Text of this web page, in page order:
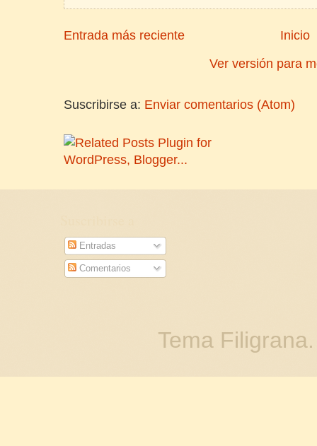
Entrada más reciente
Inicio
Ver versión para
Suscribirse a: Enviar comentarios (Atom)
Entradas
Comentarios
Tema